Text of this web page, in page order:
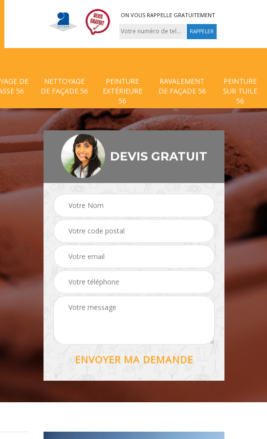
ON VOUS RAPPELLE GRATUITEMENT
DE
56
NETTOYAGE
DE FAÇADE 56
PEINTURE
EXTÉRIEURE
56
RAVALEMENT
DE FAÇADE 56
PEINTURE
SUR TUILE
56
Hydrofuge toiture 56 Traitement anti
DEVIS GRATUIT